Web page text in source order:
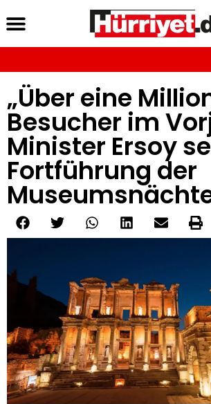
„Über eine
Besucher im
Minister Ersoy
Fortführung der